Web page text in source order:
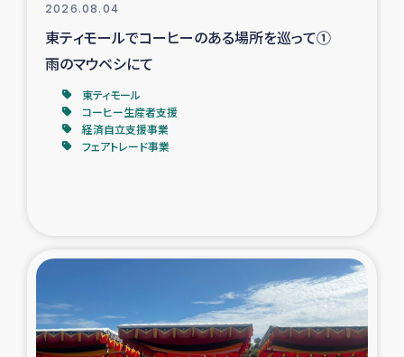
インドネシア中部 スラウェシの地震・津波被災者支援
スリランカ ジャフナ県干物事業
スリランカの南北女性をつなぐサリー・リサイクル・プロ
ジェクト
復興支援事業
2026.08.04
東ティモールでコーヒーのある場所を巡って①
雨のマウベシにて
東ティモール
コーヒー生産者支援
経済自立支援事業
フェアトレード事業